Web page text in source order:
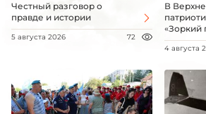
Честный разговор о
правде и истории
5 августа 2026 72
В
«Зоркий
4 августа